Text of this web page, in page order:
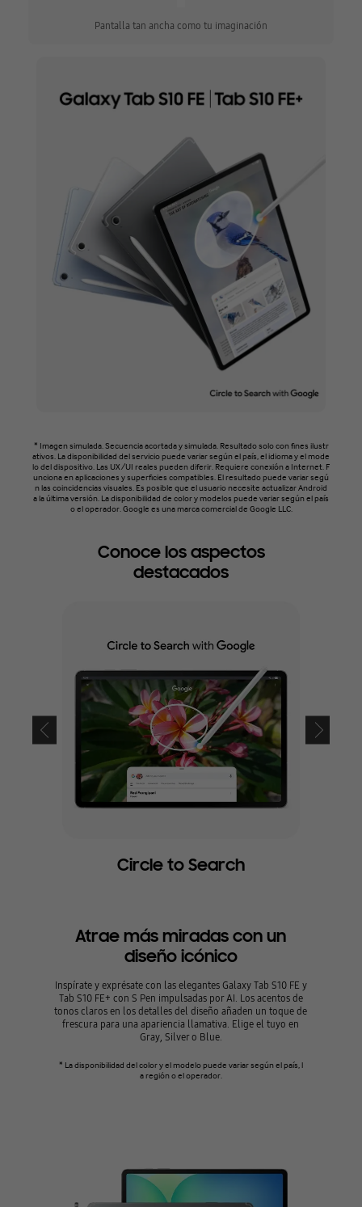
Pantalla tan ancha como tu imaginación
* Imagen simulada. Secuencia acortada y simulada. Resultado solo con fines ilustr
ativos. La disponibilidad del servicio puede variar según el país, el idioma y el mode
lo del dispositivo. Las UX/UI reales pueden diferir. Requiere conexión a Internet. F
unciona en aplicaciones y superficies compatibles. El resultado puede variar segú
n las coincidencias visuales. Es posible que el usuario necesite actualizar Android
a la última versión. La disponibilidad de color y modelos puede variar según el país
o el operador. Google es una marca comercial de Google LLC.
Conoce los aspectos
destacados
Circle to Search
Atrae más miradas con un
diseño icónico
Inspírate y exprésate con las elegantes Galaxy Tab S10 FE y
Tab S10 FE+ con S Pen impulsadas por AI. Los acentos de
tonos claros en los detalles del diseño añaden un toque de
frescura para una apariencia llamativa. Elige el tuyo en
Gray, Silver o Blue.
* La disponibilidad del color y el modelo puede variar según el país, l
a región o el operador.